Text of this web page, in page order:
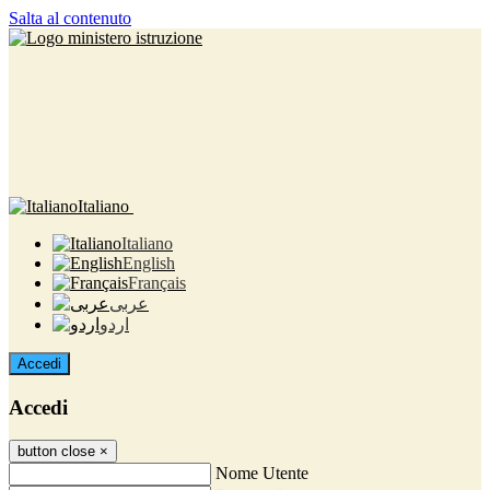
Salta al contenuto
Italiano
Italiano
English
Français
عربى
اردو
Accedi
Accedi
button close ×
Nome Utente